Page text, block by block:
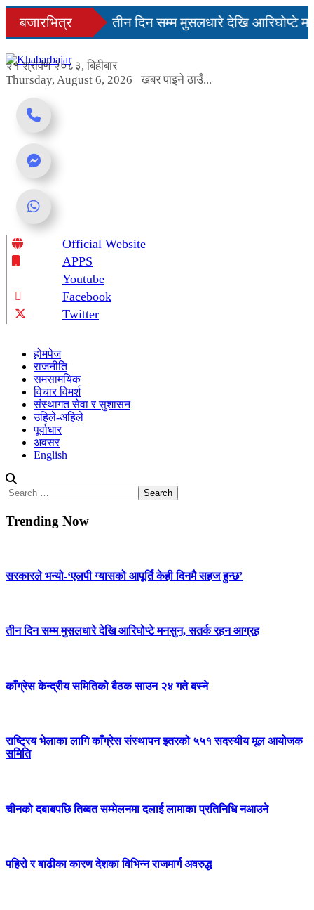
Skip
content
बजारभित्र
सहज हुन्छ’
तीन दिन सम्म मुसलधारे देखि आरिघोप्टे
२१ श्रावण २०८३, बिहीबार
Thursday, August 6, 2026
खबर पाइने ठाउँ...
Online News Portal
Official Website
APPS
Youtube
Facebook
Twitter
होमपेज
राजनीति
समसामयिक
विचार विमर्श
संस्थागत सेवा र सुशासन
उहिले-अहिले
पूर्वाधार
अवसर
English
Search
for:
Trending Now
सरकारले भन्यो-‘एलपी ग्यासको आपूर्ति केही दिनमै सहज हुन्छ’
तीन दिन सम्म मुसलधारे देखि आरिघोप्टे मनसुन, सतर्क रहन आग्रह
काँग्रेस केन्द्रीय समितिको बैठक साउन २४ गते बस्ने
राष्ट्रिय भेलाका लागि काँग्रेस संस्थापन इतरको ५५१ सदस्यीय मूल आयोजक
समिति
चीनको दबाबपछि तिब्बत सम्मेलनमा दलाई लामाका प्रतिनिधि नआउने
पहिरो र बाढीका कारण देशका विभिन्न राजमार्ग अवरुद्ध